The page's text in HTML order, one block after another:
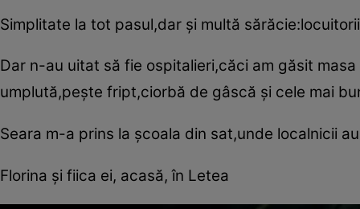
Simplitate la tot pasul,dar şi multă
Dar ­n-au uitat să fie ospitalieri,căci am găsit
umplută,peşte fript,ciorbă de gâscă şi cele mai
Seara m-a prins la şcoala din sat,unde localnicii
Florina şi fiica ei, acasă, în Letea